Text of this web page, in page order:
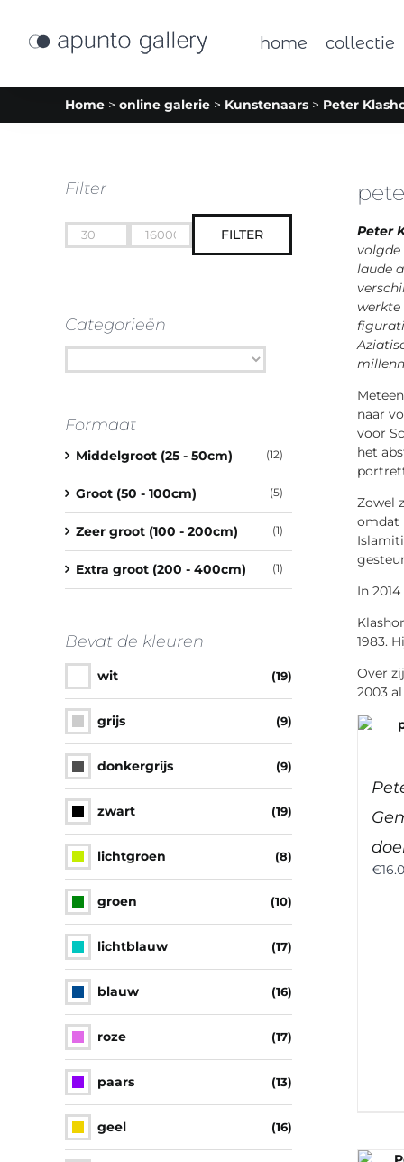
inhoud
home collectie
Home > online galerie > Kunstenaars > Peter
Peter
volgde
laude
werkte
naar
voor
het
Zowel
omdat
In
1983.
Over
2003
€
Filter
Min.
Max.
FILTER
Categorieën
Formaat
Middelgroot (25 - 50cm) (12)
Groot (50 - 100cm) (5)
Zeer groot (100 - 200cm) (1)
Extra groot (200 - 400cm) (1)
Bevat de kleuren
wit (19)
grijs (9)
donkergrijs (9)
zwart (19)
lichtgroen (8)
groen (10)
lichtblauw (17)
blauw (16)
roze (17)
paars (13)
geel (16)